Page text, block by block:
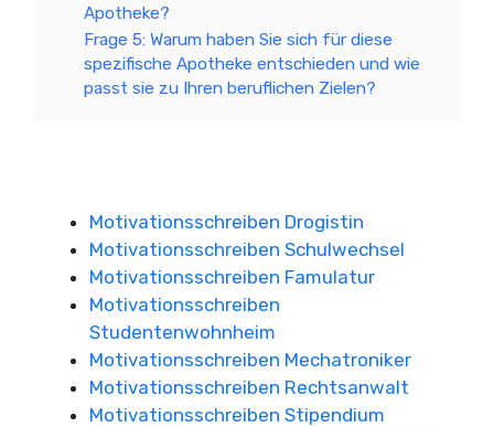
Apotheke?
Frage 5: Warum haben Sie sich für diese
spezifische Apotheke entschieden und wie
passt sie zu Ihren beruflichen Zielen?
Motivationsschreiben Drogistin
Motivationsschreiben Schulwechsel
Motivationsschreiben Famulatur
Motivationsschreiben
Studentenwohnheim
Motivationsschreiben Mechatroniker
Motivationsschreiben Rechtsanwalt
Motivationsschreiben Stipendium